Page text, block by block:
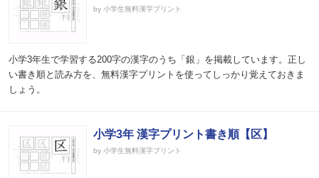
by 小学生無料漢字プリント
小学3年生で学習する200字の漢字のうち「銀」を掲載しています。正し
い書き順と読み方を、無料漢字プリントを使ってしっかり覚えておきま
しょう。
小学3年 漢字プリント書き順【区】
by 小学生無料漢字プリント